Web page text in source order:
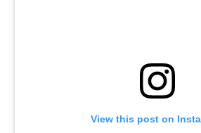
View this post on